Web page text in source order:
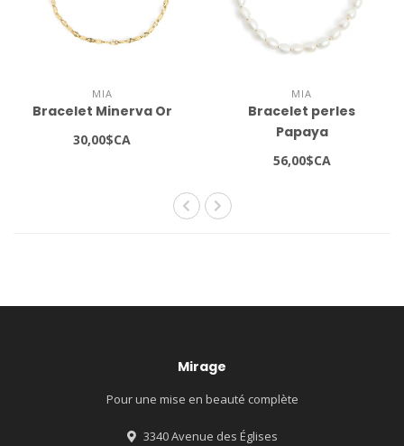
MIA
Bracelet Minerva Or
30,00$CA
MIA
Bracelet perles
Papaya
56,00$CA
Mirage
Pour une mise en beauté complète
3340 Avenue des Églises